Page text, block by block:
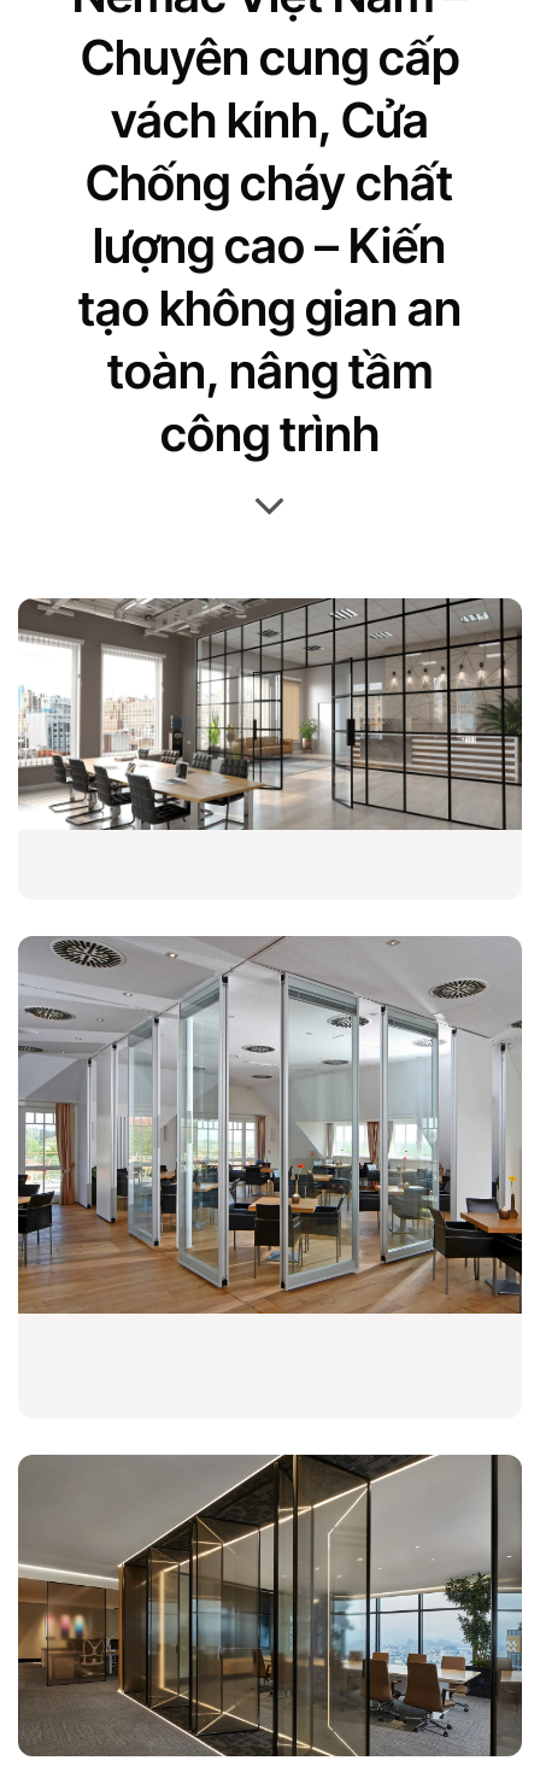
Chuyên cung cấp
vách kính, Cửa
Chống cháy chất
lượng cao – Kiến
tạo không gian an
toàn, nâng tầm
công trình